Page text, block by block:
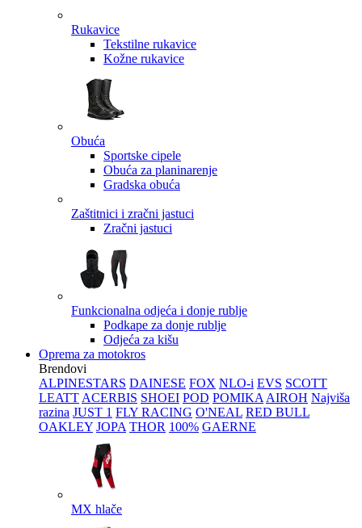
Rukavice
Tekstilne rukavice
Kožne rukavice
Obuća
Sportske cipele
Obuća za planinarenje
Gradska obuća
Zaštitnici i zračni jastuci
Zračni jastuci
Funkcionalna odjeća i donje rublje
Podkape za donje rublje
Odjeća za kišu
Oprema za motokros
Brendovi
ALPINESTARS DAINESE FOX NLO-i EVS SCOTT
LEATT ACERBIS SHOEI POD POMIKA AIROH Najviša
razina JUST 1 FLY RACING O'NEAL RED BULL
OAKLEY JOPA THOR 100% GAERNE
MX hlače